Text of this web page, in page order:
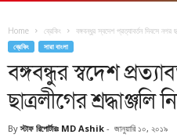
Home ব্রেকিং বঙ্গবন্ধুর স্বদেশ প্রত্যাবর্তন দিবসে নগর
ব্রেকিং সারা বাংলা
বঙ্গবন্ধুর স্বদেশ
ছাত্রলীগের শ্রদ্ধাঞ্জলি
By স্টাফ রিপোর্টারঃ MD Ashik - জানুয়ারি ১০, ২০১৯